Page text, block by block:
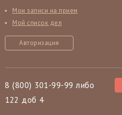
Мои записи на прием
Мой список дел
Авторизация
8 (800) 301-99-99 либо
122 доб 4